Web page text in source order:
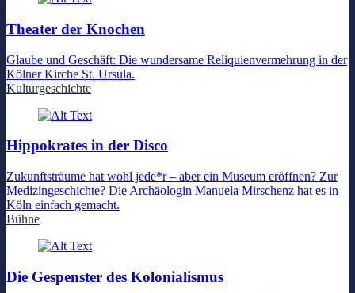
Theater der Knochen
Glaube und Geschäft: Die wundersame Reliquienvermehrung in der
Kölner Kirche St. Ursula.
Kulturgeschichte
Hippokrates in der Disco
Zukunftsträume hat wohl jede*r – aber ein Museum eröffnen? Zur
Medizingeschichte? Die Archäologin Manuela Mirschenz hat es in
Köln einfach gemacht.
Bühne
Die Gespenster des Kolonialismus